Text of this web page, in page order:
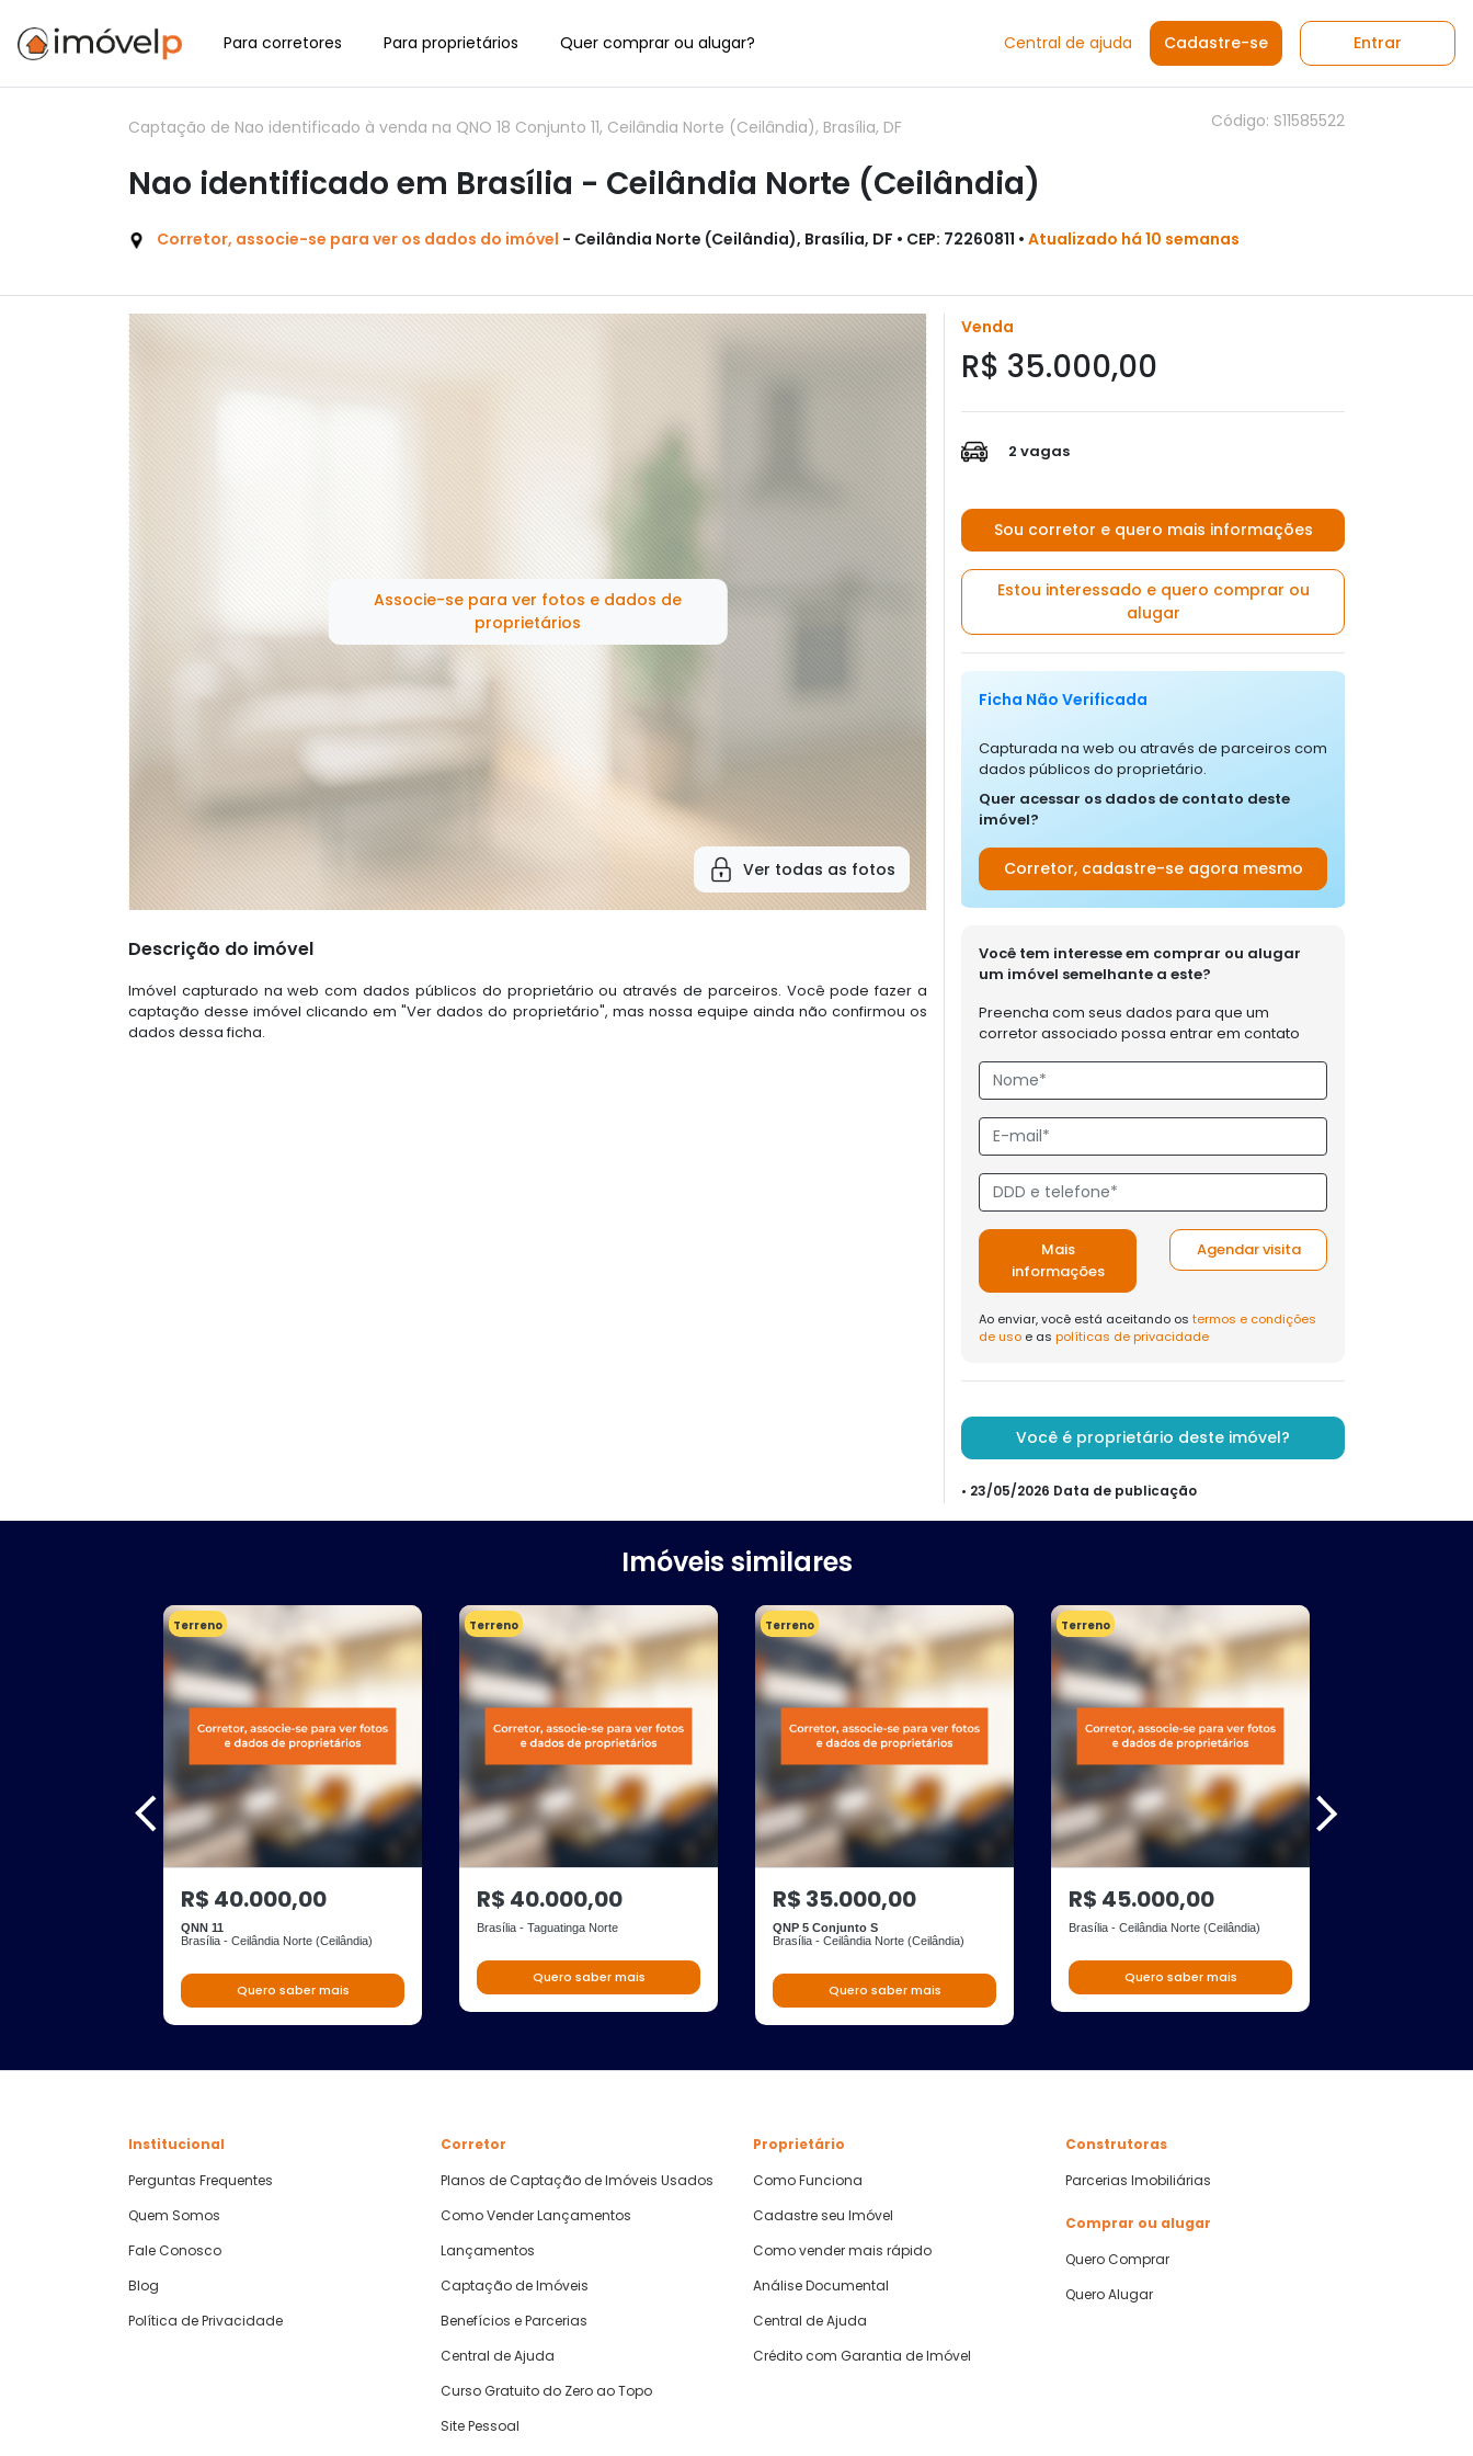
Para corretores Para proprietários Quer comprar ou alugar? Central de ajuda Cadastre-se Entrar
Captação de Nao identificado à venda na QNO 18 Conjunto 11, Ceilândia Norte (Ceilândia), Brasília, DF Código: S11585522
Nao identificado em Brasília - Ceilândia Norte (Ceilândia)
Corretor, associe-se para ver os dados do imóvel - Ceilândia Norte (Ceilândia), Brasília, DF • CEP: 72260811 • Atualizado há 10 semanas
Associe-se para ver fotos e dados de
proprietários
Ver todas as fotos
Descrição do imóvel
Imóvel capturado na web com dados públicos do proprietário ou através de parceiros. Você pode fazer a
captação desse imóvel clicando em "Ver dados do proprietário", mas nossa equipe ainda não confirmou os
dados dessa ficha.
Venda
R$ 35.000,00
2 vagas
Sou corretor e quero mais informações
Estou interessado e quero comprar ou
alugar
Ficha Não Verificada
Capturada na web ou através de parceiros com
dados públicos do proprietário.
Quer acessar os dados de contato deste
imóvel?
Corretor, cadastre-se agora mesmo
Você tem interesse em comprar ou alugar
um imóvel semelhante a este?
Preencha com seus dados para que um
corretor associado possa entrar em contato
Mais
informações
Agendar visita
Ao enviar, você está aceitando os termos e condições
de uso e as políticas de privacidade
Você é proprietário deste imóvel?
• 23/05/2026 Data de publicação
Imóveis similares
Terreno
R$ 40.000,00
QNN 11
Brasília - Ceilândia Norte (Ceilândia)
Quero saber mais
Terreno
R$ 40.000,00
Brasília - Taguatinga Norte
Quero saber mais
Terreno
R$ 35.000,00
QNP 5 Conjunto S
Brasília - Ceilândia Norte (Ceilândia)
Quero saber mais
Terreno
R$ 45.000,00
Brasília - Ceilândia Norte (Ceilândia)
Quero saber mais
Institucional
Perguntas Frequentes
Quem Somos
Fale Conosco
Blog
Política de Privacidade
Corretor
Planos de Captação de Imóveis Usados
Como Vender Lançamentos
Lançamentos
Captação de Imóveis
Benefícios e Parcerias
Central de Ajuda
Curso Gratuito do Zero ao Topo
Site Pessoal
Proprietário
Como Funciona
Cadastre seu Imóvel
Como vender mais rápido
Análise Documental
Central de Ajuda
Crédito com Garantia de Imóvel
Construtoras
Parcerias Imobiliárias
Comprar ou alugar
Quero Comprar
Quero Alugar